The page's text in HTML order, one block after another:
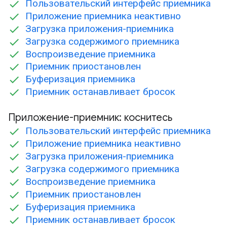
Пользовательский интерфейс приемника
Приложение приемника неактивно
Загрузка приложения-приемника
Загрузка содержимого приемника
Воспроизведение приемника
Приемник приостановлен
Буферизация приемника
Приемник останавливает бросок
Приложение-приемник: коснитесь
Пользовательский интерфейс приемника
Приложение приемника неактивно
Загрузка приложения-приемника
Загрузка содержимого приемника
Воспроизведение приемника
Приемник приостановлен
Буферизация приемника
Приемник останавливает бросок